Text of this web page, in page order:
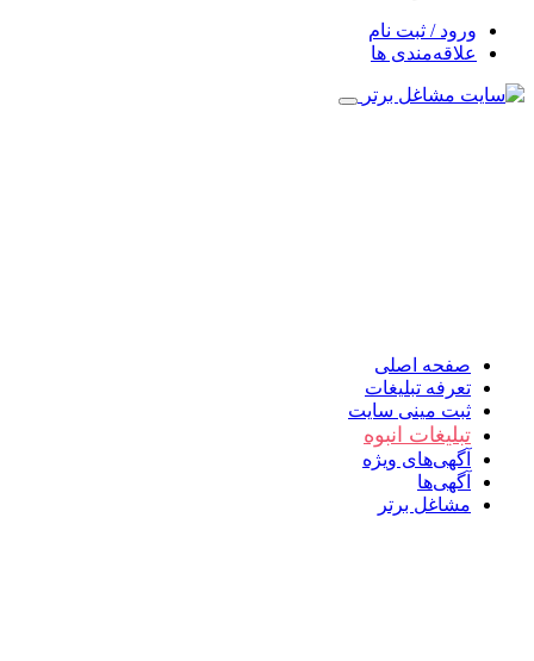
ورود / ثبت نام
علاقه‌مندی ها
صفحه اصلی
تعرفه تبلیغات
ثبت مینی سایت
تبلیغات انبوه
آگهی‌های ویژه
آگهی‌ها
مشاغل برتر